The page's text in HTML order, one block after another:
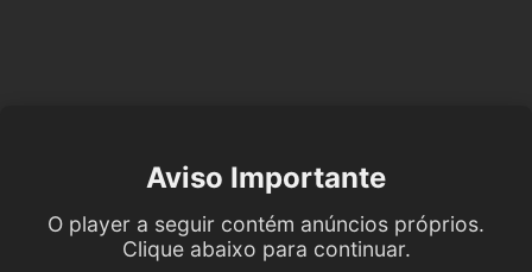
Aviso Importante
O player a seguir contém anúncios próprios.
Clique abaixo para continuar.